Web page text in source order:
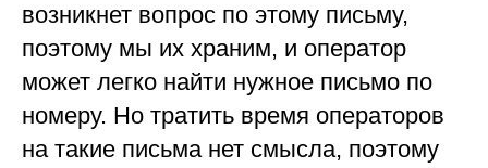
возникнет вопрос по этому письму,
поэтому мы их храним, и оператор
может легко найти нужное письмо по
номеру. Но тратить время операторов
на такие письма нет смысла, поэтому